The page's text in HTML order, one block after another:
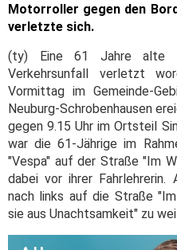
Motorroller gegen den
verletzte sich.
(ty) Eine 61 Jahre alte
Verkehrsunfall verletzt
Vormittag im Gemeinde-
Neuburg-Schrobenhausen
gegen 9.15 Uhr im Ortsteil
war die 61-Jährige im
"Vespa" auf der Straße "Im
dabei vor ihrer Fahrlehrerin.
nach links auf die Straße
sie aus Unachtsamkeit" zu